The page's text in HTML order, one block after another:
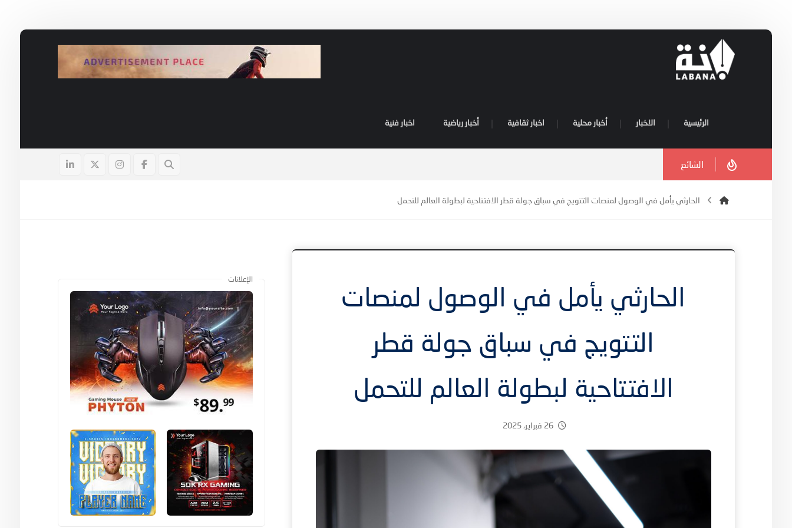
الرئيسية الاخبار أخبار محلية اخبار ثقافية أخبار رياضية اخبار فنية
الشائع
الحارثي يأمل في الوصول لمنصات التتويج في سباق جولة قطر الافتتاحية لبطولة العالم للتحمل
الحارثي يأمل في الوصول لمنصات
التتويج في سباق جولة قطر
الافتتاحية لبطولة العالم للتحمل
26 فبراير، 2025
الإعلانات